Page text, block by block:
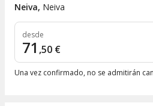
Neiva, Neiva
desde
71 ,50 €
Una vez confirmado, no se admitirán